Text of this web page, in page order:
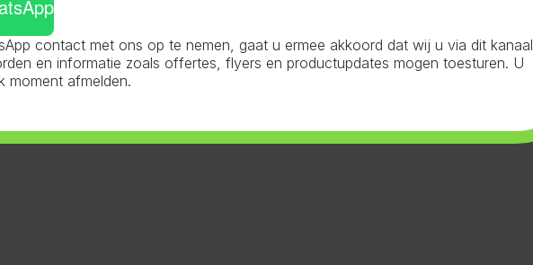
contact met ons op te nemen, gaat u ermee akkoord dat wij u via dit kanaal
en informatie zoals offertes, flyers en productupdates mogen toesturen. U
moment afmelden.